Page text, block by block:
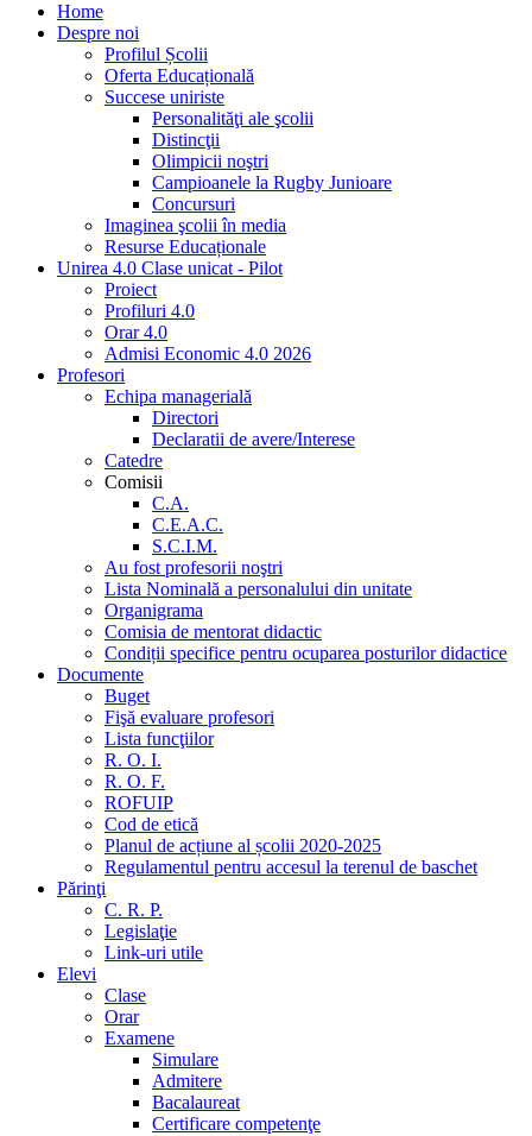
Home
Despre noi
Profilul Școlii
Oferta Educațională
Succese uniriste
Personalităţi ale şcolii
Distincţii
Olimpicii noştri
Campioanele la Rugby Junioare
Concursuri
Imaginea şcolii în media
Resurse Educaționale
Unirea 4.0 Clase unicat - Pilot
Proiect
Profiluri 4.0
Orar 4.0
Admisi Economic 4.0 2026
Profesori
Echipa managerială
Directori
Declaratii de avere/Interese
Catedre
Comisii
C.A.
C.E.A.C.
S.C.I.M.
Au fost profesorii noştri
Lista Nominală a personalului din unitate
Organigrama
Comisia de mentorat didactic
Condiții specifice pentru ocuparea posturilor didactice
Documente
Buget
Fişă evaluare profesori
Lista funcţiilor
R. O. I.
R. O. F.
ROFUIP
Cod de etică
Planul de acțiune al școlii 2020-2025
Regulamentul pentru accesul la terenul de baschet
Părinţi
C. R. P.
Legislaţie
Link-uri utile
Elevi
Clase
Orar
Examene
Simulare
Admitere
Bacalaureat
Certificare competenţe